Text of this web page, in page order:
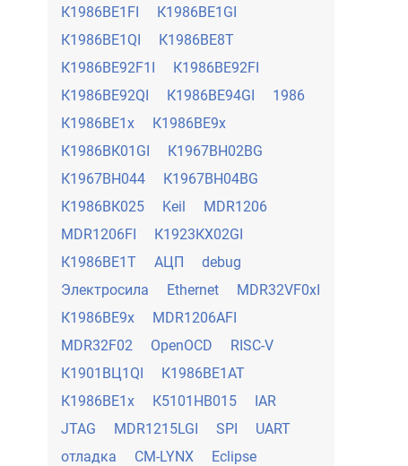
К1986ВЕ1FI
К1986ВЕ1GI
К1986ВЕ1QI
К1986ВЕ8Т
К1986ВЕ92F1I
К1986ВЕ92FI
К1986ВЕ92QI
К1986ВЕ94GI
1986
К1986ВЕ1x
К1986ВЕ9x
К1986ВК01GI
К1967ВН02BG
К1967ВН044
К1967ВН04BG
К1986ВК025
Keil
MDR1206
MDR1206FI
К1923КХ02GI
К1986ВЕ1Т
АЦП
debug
Электросила
Ethernet
MDR32VF0xI
К1986ВЕ9х
MDR1206AFI
MDR32F02
OpenOCD
RISC-V
К1901ВЦ1QI
К1986ВЕ1АТ
К1986ВЕ1х
К5101НВ015
IAR
JTAG
MDR1215LGI SPI
UART
отладка
CM-LYNX
Eclipse